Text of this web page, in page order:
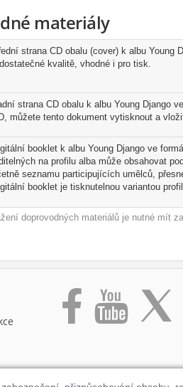
materiály
strana CD obalu (cover) k albu Young
kvalitě, vhodné i pro tisk.
strana CD obalu k albu Young Django
můžete tento dokument vytisknout a
booklet k albu Young Django ve
na profilu alba může obsahovat
seznamu participujících umělců,
booklet je tisknutelnou variantou
doprovodných materiálů je nutné mít